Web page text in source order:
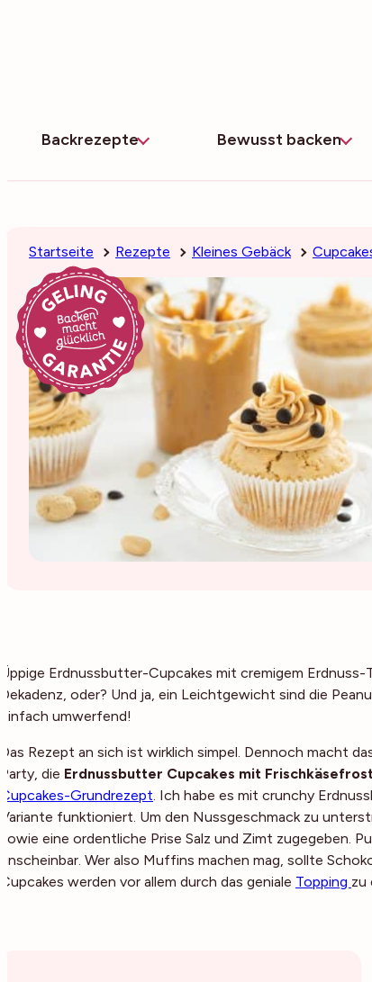
Backrezepte Bewusst backen
Startseite Rezepte Kleines Gebäck
Üppige Erdnussbutter-Cupcakes mit cremigem
Dekadenz, oder? Und ja, ein Leichtgewicht sind die
einfach umwerfend!
Das Rezept an sich ist wirklich simpel. Dennoch macht
Party, die Erdnussbutter Cupcakes mit
Cupcakes-Grundrezept. Ich habe es mit crunchy
Variante funktioniert. Um den Nussgeschmack zu
sowie eine ordentliche Prise Salz und Zimt zugegeben.
unscheinbar. Wer also Muffins machen mag, sollte
Cupcakes werden vor allem durch das geniale Topping zu